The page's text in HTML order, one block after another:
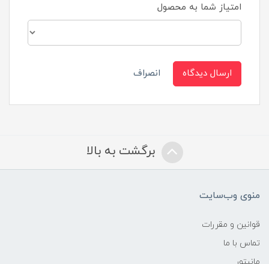
امتیاز شما به محصول
ارسال دیدگاه انصراف
برگشت به بالا
منوی وب‌سایت
قوانین و مقررات
تماس با ما
مانیتور